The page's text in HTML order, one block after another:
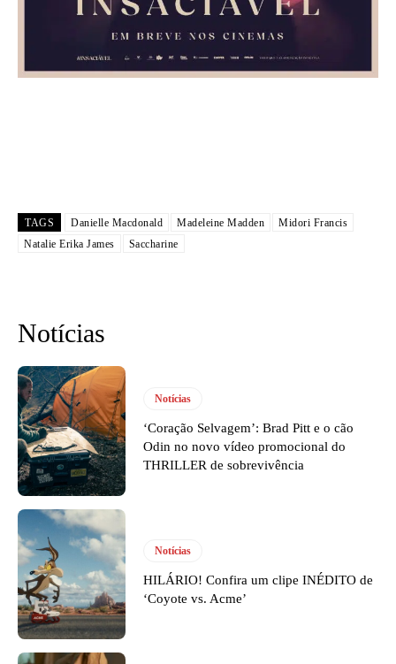
TAGS Danielle Macdonald Madeleine Madden
Midori Francis
Natalie Erika James
Saccharine
Notícias
Notícias
‘Coração Selvagem’: Brad Pitt e o cão
Odin no novo vídeo promocional do
THRILLER de sobrevivência
Notícias
HILÁRIO! Confira um clipe INÉDITO de
‘Coyote vs. Acme’